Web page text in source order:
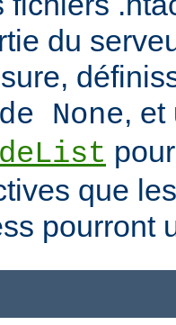
du
None, et
que
pourront